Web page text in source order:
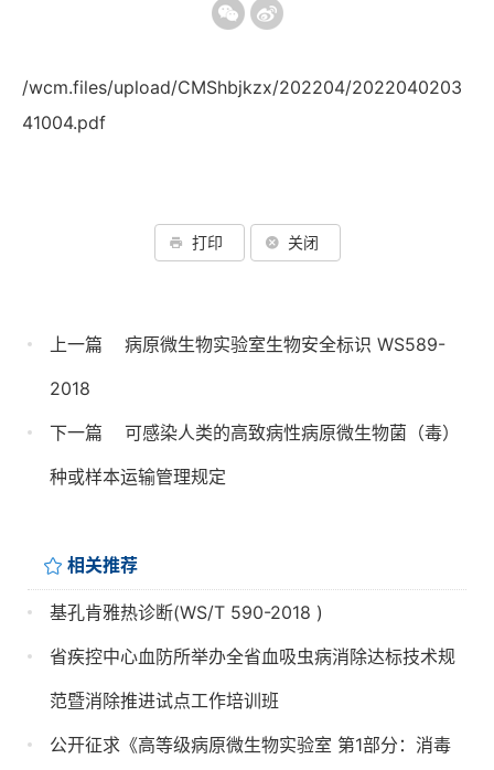
/wcm.files/upload/CMShbjkzx/202204/2022040203
41004.pdf
打印 关闭
上一篇
病原微生物实验室生物安全标识 WS589-
2018
下一篇
可感染人类的高致病性病原微生物菌（毒）
种或样本运输管理规定
相关推荐
基孔肯雅热诊断(WS/T 590-2018 )
省疾控中心血防所举办全省血吸虫病消除达标技术规
范暨消除推进试点工作培训班
公开征求《高等级病原微生物实验室 第1部分：消毒